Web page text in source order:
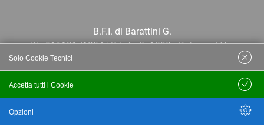
B.F.I. di Barattini G.
P.I.: 01613171204 | R.E.A.: 351290 - Bologna | Via
Po 13E, 40139, Bologna | Telefono: 051
444638 | Email: bfi@bfi.bo.it
Accetta tutti i Cookie
Solo Cookie Tecnici
Salva
Opzioni